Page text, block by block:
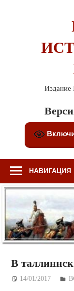
Издание
НАВИГАЦИЯ
В
14/01/2017